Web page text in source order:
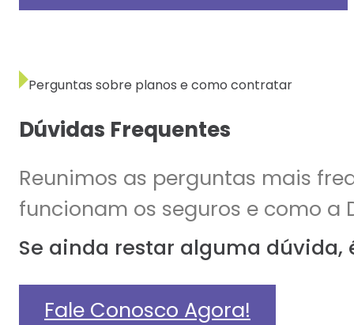
Perguntas sobre planos e como contratar
Dúvidas Frequentes
Reunimos as perguntas mais
funcionam os seguros e como a
Se ainda restar alguma dúvida,
Fale Conosco Agora!